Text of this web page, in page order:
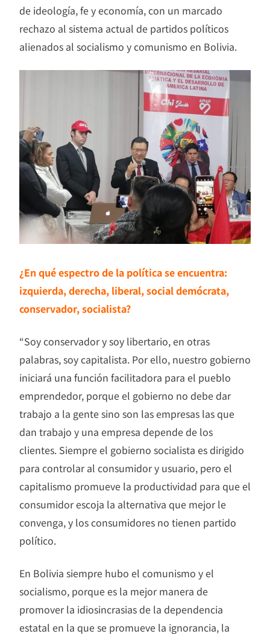
de ideología, fe y economía, con un marcado
rechazo al sistema actual de partidos políticos
alienados al socialismo y comunismo en Bolivia.
¿En qué espectro de la política se encuentra:
izquierda, derecha, liberal, social demócrata,
conservador, socialista?
“Soy conservador y soy libertario, en otras
palabras, soy capitalista. Por ello, nuestro gobierno
iniciará una función facilitadora para el pueblo
emprendedor, porque el gobierno no debe dar
trabajo a la gente sino son las empresas las que
dan trabajo y una empresa depende de los
clientes. Siempre el gobierno socialista es dirigido
para controlar al consumidor y usuario, pero el
capitalismo promueve la productividad para que el
consumidor escoja la alternativa que mejor le
convenga, y los consumidores no tienen partido
político.
En Bolivia siempre hubo el comunismo y el
socialismo, porque es la mejor manera de
promover la idiosincrasias de la dependencia
estatal en la que se promueve la ignorancia, la